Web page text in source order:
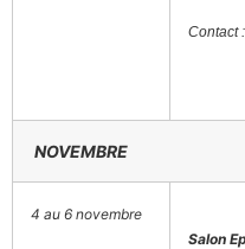
Contact
NOVEMBRE
4 au 6 novembre
Salon